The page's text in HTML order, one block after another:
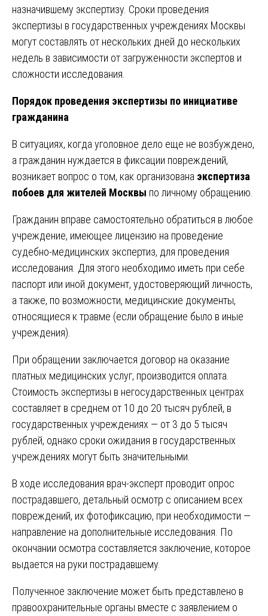
назначившему экспертизу. Сроки проведения
экспертизы в государственных учреждениях Москвы
могут составлять от нескольких дней до нескольких
недель в зависимости от загруженности экспертов и
сложности исследования.
Порядок проведения экспертизы по инициативе
гражданина
В ситуациях, когда уголовное дело еще не возбуждено,
а гражданин нуждается в фиксации повреждений,
возникает вопрос о том, как организована экспертиза
побоев для жителей Москвы по личному обращению.
Гражданин вправе самостоятельно обратиться в любое
учреждение, имеющее лицензию на проведение
судебно-медицинских экспертиз, для проведения
исследования. Для этого необходимо иметь при себе
паспорт или иной документ, удостоверяющий личность,
а также, по возможности, медицинские документы,
относящиеся к травме (если обращение было в иные
учреждения).
При обращении заключается договор на оказание
платных медицинских услуг, производится оплата.
Стоимость экспертизы в негосударственных центрах
составляет в среднем от 10 до 20 тысяч рублей, в
государственных учреждениях — от 3 до 5 тысяч
рублей, однако сроки ожидания в государственных
учреждениях могут быть значительными.
В ходе исследования врач-эксперт проводит опрос
пострадавшего, детальный осмотр с описанием всех
повреждений, их фотофиксацию, при необходимости —
направление на дополнительные исследования. По
окончании осмотра составляется заключение, которое
выдается на руки пострадавшему.
Полученное заключение может быть представлено в
правоохранительные органы вместе с заявлением о